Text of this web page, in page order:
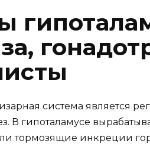
система является
В гипоталамусе
тормозящие инкреции